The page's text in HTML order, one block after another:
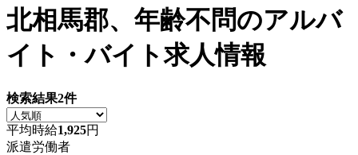
北相馬郡、年齢不問のアルバ
イト・バイト求人情報
検索結果2件
平均時給1,925円
派遣労働者